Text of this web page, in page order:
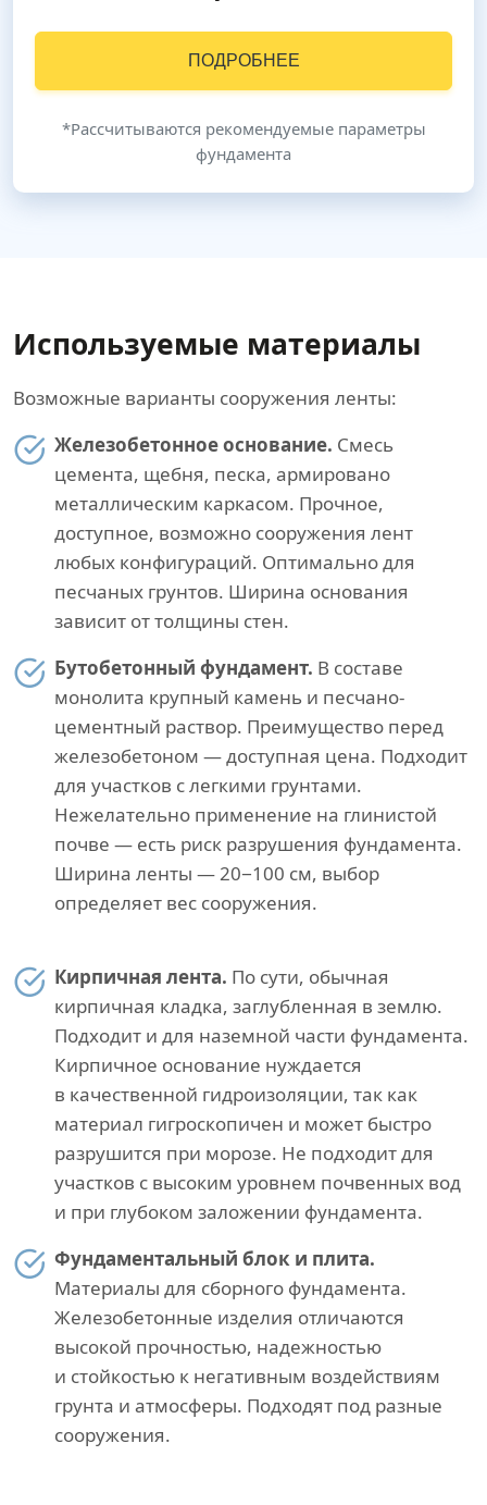
ПОДРОБНЕЕ
*Рассчитываются рекомендуемые параметры
фундамента
Используемые материалы
Возможные варианты сооружения ленты:
Железобетонное основание. Смесь
цемента, щебня, песка, армировано
металлическим каркасом. Прочное,
доступное, возможно сооружения лент
любых конфигураций. Оптимально для
песчаных грунтов. Ширина основания
зависит от толщины стен.
Бутобетонный фундамент. В составе
монолита крупный камень и песчано-
цементный раствор. Преимущество перед
железобетоном — доступная цена. Подходит
для участков с легкими грунтами.
Нежелательно применение на глинистой
почве — есть риск разрушения фундамента.
Ширина ленты — 20−100 см, выбор
определяет вес сооружения.
Кирпичная лента. По сути, обычная
кирпичная кладка, заглубленная в землю.
Подходит и для наземной части фундамента.
Кирпичное основание нуждается
в качественной гидроизоляции, так как
материал гигроскопичен и может быстро
разрушится при морозе. Не подходит для
участков с высоким уровнем почвенных вод
и при глубоком заложении фундамента.
Фундаментальный блок и плита.
Материалы для сборного фундамента.
Железобетонные изделия отличаются
высокой прочностью, надежностью
и стойкостью к негативным воздействиям
грунта и атмосферы. Подходят под разные
сооружения.